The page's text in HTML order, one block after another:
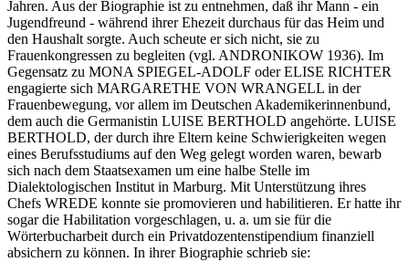
Jahren. Aus der Biographie ist zu entnehmen, daß ihr Mann - ein
Jugendfreund - während ihrer Ehezeit durchaus für das Heim und
den Haushalt sorgte. Auch scheute er sich nicht, sie zu
Frauenkongressen zu begleiten (vgl. ANDRONIKOW 1936). Im
Gegensatz zu MONA SPIEGEL-ADOLF oder ELISE RICHTER
engagierte sich MARGARETHE VON WRANGELL in der
Frauenbewegung, vor allem im Deutschen Akademikerinnenbund,
dem auch die Germanistin LUISE BERTHOLD angehörte. LUISE
BERTHOLD, der durch ihre Eltern keine Schwierigkeiten wegen
eines Berufsstudiums auf den Weg gelegt worden waren, bewarb
sich nach dem Staatsexamen um eine halbe Stelle im
Dialektologischen Institut in Marburg. Mit Unterstützung ihres
Chefs WREDE konnte sie promovieren und habilitieren. Er hatte ihr
sogar die Habilitation vorgeschlagen, u. a. um sie für die
Wörterbucharbeit durch ein Privatdozentenstipendium finanziell
absichern zu können. In ihrer Biographie schrieb sie: